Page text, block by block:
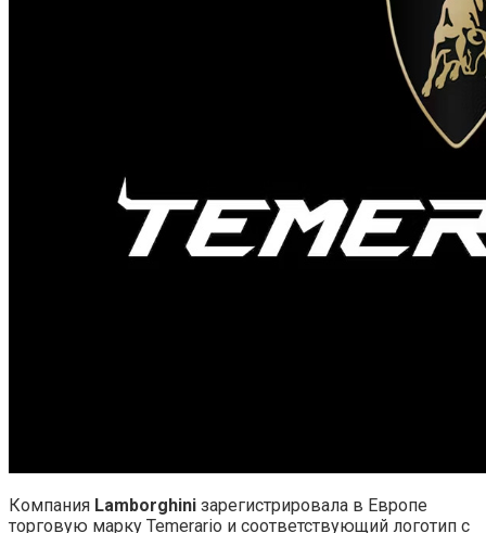
Компания Lamborghini зарегистрировала в Европе
торговую марку Temerario и соответствующий логотип с